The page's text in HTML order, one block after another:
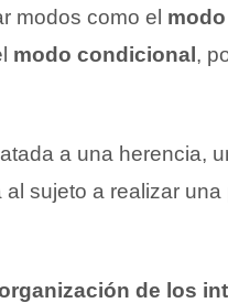
modos como el
modo condicional ,
atada a una herencia,
sujeto a realizar una
de los